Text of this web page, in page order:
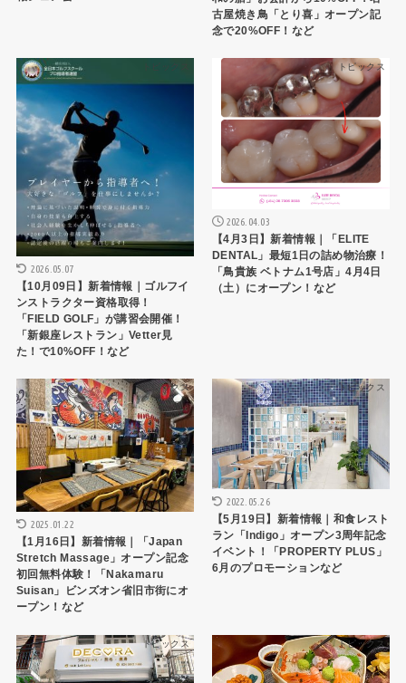
古屋焼き鳥「とり喜」オープン記
念で20%OFF！など
トピックス
2026.05.07
【10月09日】新着情報｜ゴルフイ
ンストラクター資格取得！
「FIELD GOLF」が講習会開催！
「新銀座レストラン」Vetter見
た！で10%OFF！など
トピックス
2026.04.03
【4月3日】新着情報｜「ELITE
DENTAL」最短1日の詰め物治療！
「鳥貴族 ベトナム1号店」4月4日
（土）にオープン！など
トピックス
2025.01.22
【1月16日】新着情報｜「Japan
Stretch Massage」オープン記念
初回無料体験！「Nakamaru
Suisan」ビンズオン省旧市街にオ
ープン！など
トピックス
2022.05.26
【5月19日】新着情報｜和食レスト
ラン「Indigo」オープン3周年記念
イベント！「PROPERTY PLUS」
6月のプロモーションなど
トピックス トピックス